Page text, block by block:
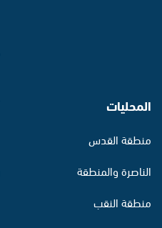
المحليات
منطقة القدس
الناصرة والمنطقة
منطقة النقب